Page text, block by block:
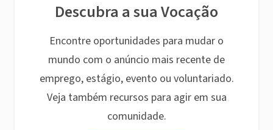
Descubra a sua Vocação
Encontre oportunidades para mudar o
mundo com o anúncio mais recente de
emprego, estágio, evento ou voluntariado.
Veja também recursos para agir em sua
comunidade.